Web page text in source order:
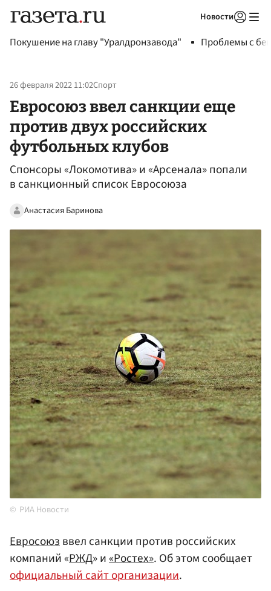
Новости
Покушение на главу "Уралдронзавода" Проблемы с
26 февраля 2022 11:02Спорт
Евросоюз ввел санкции еще
против двух российских
футбольных клубов
Спонсоры «Локомотива» и «Арсенала» попали
в санкционный список Евросоюза
Анастасия Баринова
РИА Новости
Евросоюзввел санкции против российских
компаний «РЖД» и«Ростех». Об этом сообщает
официальный сайт организации.